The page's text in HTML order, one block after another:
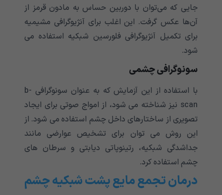
جایی که می‌توان با دوربین حساس به مادون قرمز از
آن‌ها عکس گرفت. این اغلب برای آنژیوگرافی مشیمیه
برای تکمیل آنژیوگرافی فلورسین شبکیه استفاده می
شود.
سونوگرافی چشمی
با استفاده از این آزمایش که به عنوان سونوگرافی b-
scan نیز شناخته می شود، از امواج صوتی برای ایجاد
تصویری از ساختارهای داخل چشم استفاده می شود. از
این روش می توان برای تشخیص عوارضی مانند
جداشدگی شبکیه، رتینوپاتی دیابتی و سرطان های
چشم استفاده کرد.
درمان تجمع مایع پشت شبکیه چشم